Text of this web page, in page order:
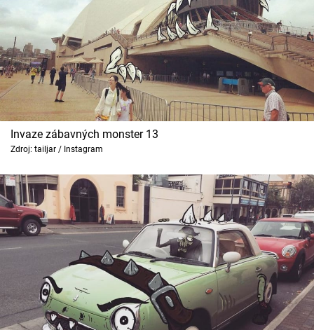
Invaze zábavných monster 13
Zdroj: tailjar / Instagram